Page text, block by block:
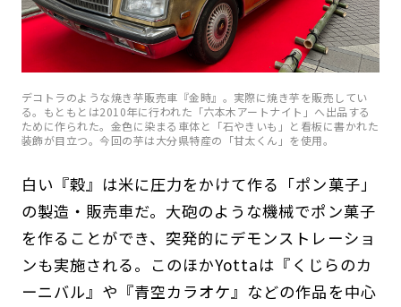
デコトラのような焼き芋販売車『金時』。実際に焼き芋を販売してい
る。 もともとは2010年に行われた「六本木アートナイト」へ出品する
ために作られた。金色に染まる車体と「石やきいも」と看板に書かれた
装飾が目立つ。今回の芋は大分県特産の「甘太くん」を使用。
白い『穀』は米に圧力をかけて作る「ポン菓子」
の製造・販売車だ。大砲のような機械でポン菓子
を作ることができ、突発的にデモンストレーショ
ンも実施される。このほかYottaは『くじらのカ
ーニバル』や『青空カラオケ』などの作品を中心